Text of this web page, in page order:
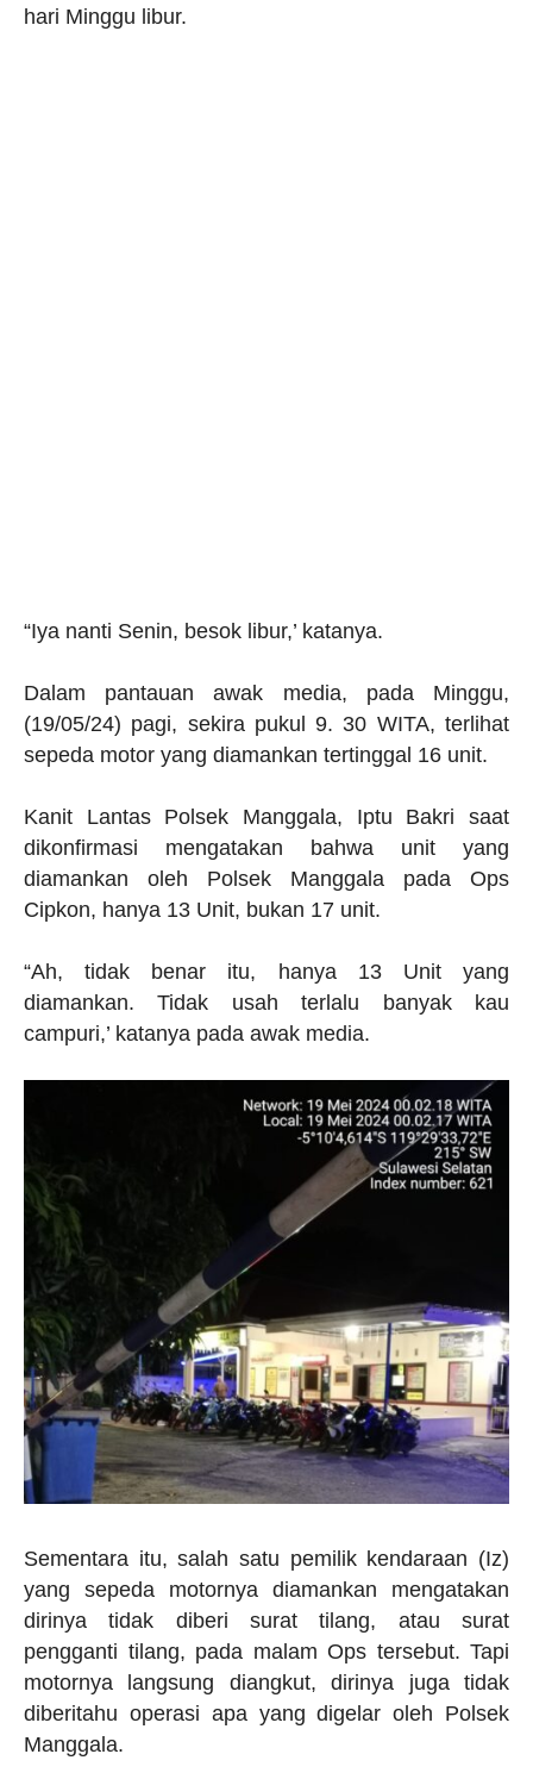
hari Minggu libur.
“Iya nanti Senin, besok libur,’ katanya.
Dalam pantauan awak media, pada Minggu,
(19/05/24) pagi, sekira pukul 9. 30 WITA, terlihat
sepeda motor yang diamankan tertinggal 16 unit.
Kanit Lantas Polsek Manggala, Iptu Bakri saat
dikonfirmasi mengatakan bahwa unit yang
diamankan oleh Polsek Manggala pada Ops
Cipkon, hanya 13 Unit, bukan 17 unit.
“Ah, tidak benar itu, hanya 13 Unit yang
diamankan. Tidak usah terlalu banyak kau
campuri,’ katanya pada awak media.
Sementara itu, salah satu pemilik kendaraan (Iz)
yang sepeda motornya diamankan mengatakan
dirinya tidak diberi surat tilang, atau surat
pengganti tilang, pada malam Ops tersebut. Tapi
motornya langsung diangkut, dirinya juga tidak
diberitahu operasi apa yang digelar oleh Polsek
Manggala.